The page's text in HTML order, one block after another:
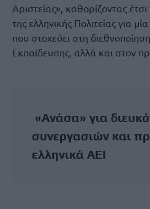
Αριστείας», καθορίζοντας
της ελληνικής Πολιτείας για
που στοχεύει στη
Εκπαίδευσης, αλλά και στον
«Ανάσα» για
συνεργασιών και
ελληνικά ΑΕΙ